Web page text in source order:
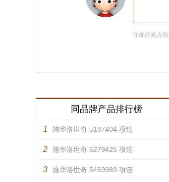
详细的观点
同品牌产品排行榜
1 施华洛世奇 5187404 项链
2 施华洛世奇 5279425 项链
3 施华洛世奇 5469989 项链